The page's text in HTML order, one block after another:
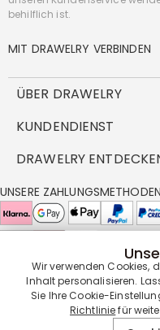
behilflich ist.
MIT DRAWELRY VERBINDEN
ÜBER DRAWELRY
Über Uns
DBG
FAQ
Cookie-Richtlinie
KUNDENDIENST
Versandbedingungen
Rückgabe & Umtausch
Pflegehinweis
DRAWELRY
Großhandelsangebot
Drawelry Prime
Bonusprogramm
UNSERE ZAHLUNGSMETHODEN
UNSERE LIEFERPARTNER
UNSERE SERVICEGARANTIE
Wir verwenden Cookies,
Inhalt personalisieren.
Sie Ihre Cookie-
Richtliniefür